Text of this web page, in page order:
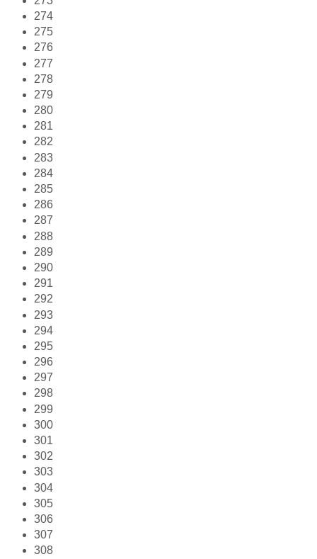
274
275
276
277
278
279
280
281
282
283
284
285
286
287
288
289
290
291
292
293
294
295
296
297
298
299
300
301
302
303
304
305
306
307
308